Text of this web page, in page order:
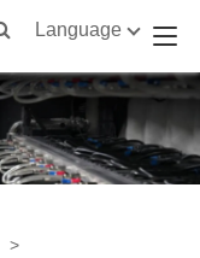
Language
>